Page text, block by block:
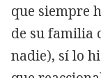
que siempre
de su familia
nadie), sí lo